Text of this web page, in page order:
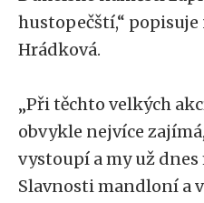
hustopečští,“
Hrádková.
„Při těchto velkých
obvykle nejvíce
vystoupí a my už
Slavnosti mandloní a